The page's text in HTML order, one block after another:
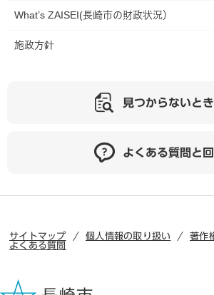
What’s ZAISEI(長崎市の財政状況）
施政方針
見つからないと
よくある質問と
サイトマップ 個人情報の取り扱い
著作
よくある質問